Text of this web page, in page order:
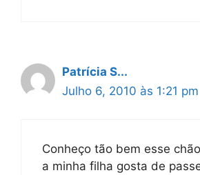
Patrícia S...
Julho 6, 2010 às 1:21 pm
Conheço tão bem esse
a minha filha gosta de